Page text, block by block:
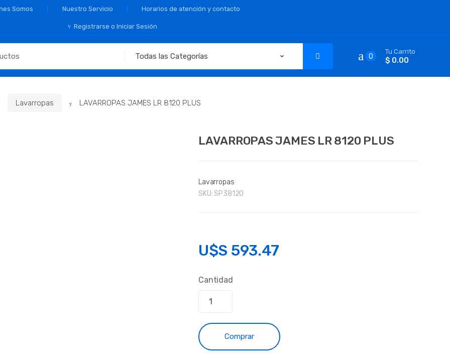
Somos Nuestro Servicio Horarios de atención y contacto
Registrarse o Iniciar Sesión
0
Tu Carrito
$ 0.00
Lavarropas LAVARROPAS JAMES LR 8120 PLUS
LAVARROPAS JAMES LR 8120 PLUS
Lavarropas
SKU:SP38120
U$S 593.47
Cantidad
Comprar